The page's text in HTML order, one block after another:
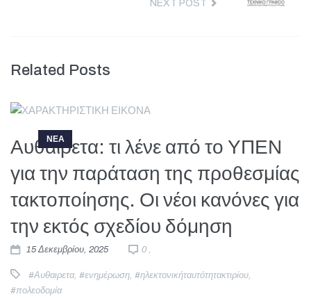
NEXT POST
Related Posts
ΝΕΑ
Αυθαίρετα: τι λένε από το ΥΠΕΝ
για την παράταση της προθεσμίας
τακτοποίησης. Οι νέοι κανόνες για
την εκτός σχεδίου δόμηση
15 Δεκεμβρίου, 2025 0 ,
#Αυθαιρετα, #ενημέρωση, #ηλεκτονικήταυτότητακτιρίου,
#πολεοδομία